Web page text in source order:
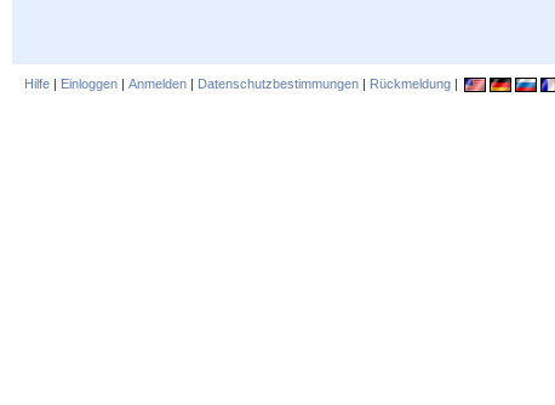
Hilfe | Einloggen | Anmelden | Datenschutzbestimmungen | Rückmeldung |